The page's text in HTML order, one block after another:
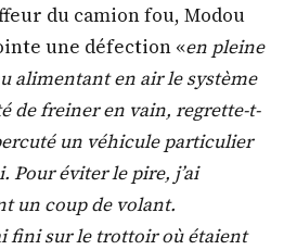
du camion fou, Modou
une défection «en pleine
alimentant en air le système
de freiner en vain, regrette-t-
un véhicule particulier
éviter le pire, j’ai
un coup de volant.
fini sur le trottoir où étaient